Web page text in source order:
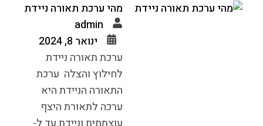
מהי ערכת תאורה ניידת
admin
ינואר 8, 2024
ערכת תאורה ניידת
לחילוץ והצלה ערכת
התאורה הניידת היא
ערכה לתאורת היצף